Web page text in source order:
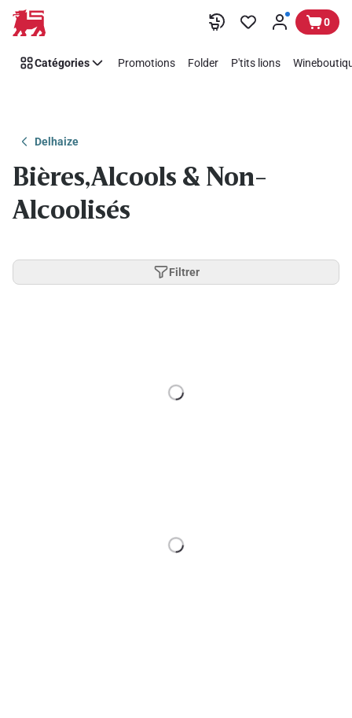
Passer 0
Catégories Promotions Folder P'tits lions
Delhaize
Bières,Alcools & Non-
Alcoolisés
Filtrer